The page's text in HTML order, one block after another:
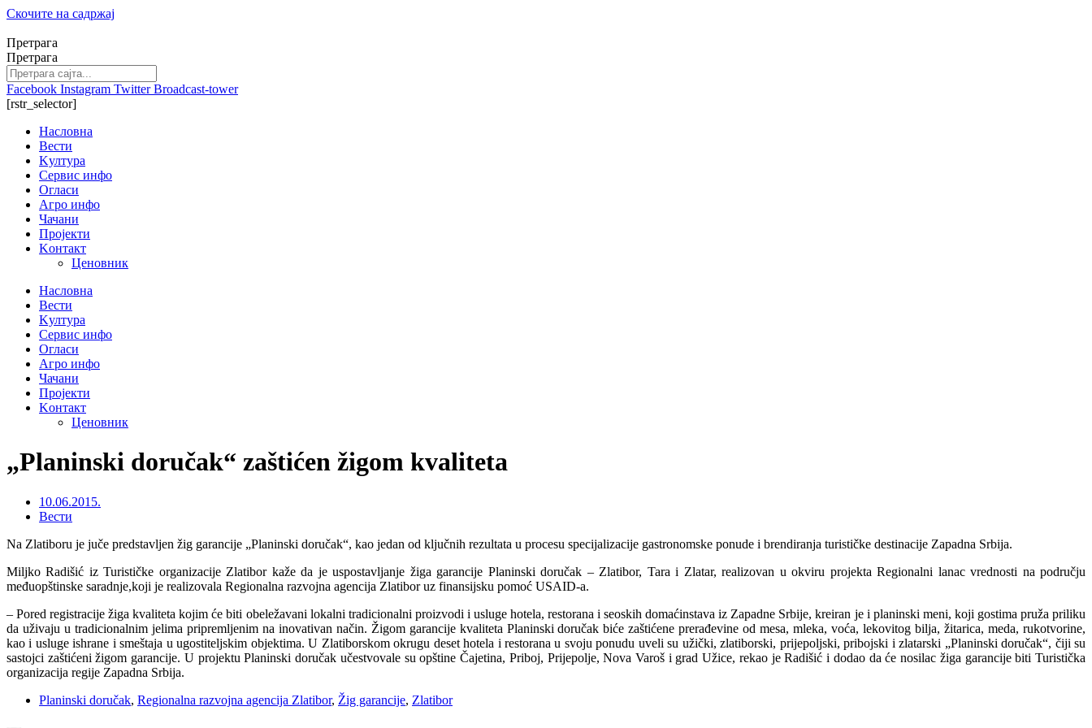
Скочите на садржај
Претрага
Претрага
Facebook Instagram Twitter Broadcast-tower
[rstr_selector]
Насловна
Вести
Kултура
Сервис инфо
Огласи
Агро инфо
Чачани
Пројекти
Kонтакт
Ценовник
Насловна
Вести
Kултура
Сервис инфо
Огласи
Агро инфо
Чачани
Пројекти
Kонтакт
Ценовник
„Planinski doručak“ zaštićen žigom kvaliteta
10.06.2015.
Вести
Na Zlatiboru je juče predstavljen žig garancije „Planinski doručak“, kao jedan od ključnih rezultata u procesu specijalizacije gastronomske ponude i brendiranja turističke destinacije Zapadna Srbija.
Miljko Radišić iz Turističke organizacije Zlatibor kaže da je uspostavljanje žiga garancije Planinski doručak – Zlatibor, Tara i Zlatar, realizovan u okviru projekta Regionalni lanac vrednosti na području
međuopštinske saradnje,koji je realizovala Regionalna razvojna agencija Zlatibor uz finansijsku pomoć USAID-a.
– Pored registracije žiga kvaliteta kojim će biti obeležavani lokalni tradicionalni proizvodi i usluge hotela, restorana i seoskih domaćinstava iz Zapadne Srbije, kreiran je i planinski meni, koji gostima pruža priliku
da uživaju u tradicionalnim jelima pripremljenim na inovativan način. Žigom garancije kvaliteta Planinski doručak biće zaštićene prerađevine od mesa, mleka, voća, lekovitog bilja, žitarica, meda, rukotvorine,
kao i usluge ishrane i smeštaja u ugostiteljskim objektima. U Zlatiborskom okrugu deset hotela i restorana u svoju ponudu uveli su užički, zlatiborski, prijepoljski, pribojski i zlatarski „Planinski doručak“, čiji su
sastojci zaštićeni žigom garancije. U projektu Planinski doručak učestvovale su opštine Čajetina, Priboj, Prijepolje, Nova Varoš i grad Užice, rekao je Radišić i dodao da će nosilac žiga garancije biti Turistička
organizacija regije Zapadna Srbija.
Planinski doručak, Regionalna razvojna agencija Zlatibor, Žig garancije, Zlatibor